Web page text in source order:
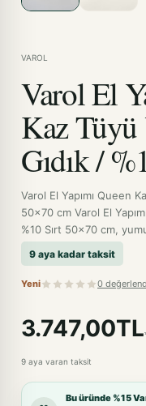
VAROL
Varol El
Kaz Tüyü
Gıdık /
Varol El Yapımı Queen
50x70 cm Varol El
%10 Sırt 50x70 cm,
9 aya kadar taksit
Yeni 0
3.747,00TL
9 aya varan taksit
Bu üründe %15